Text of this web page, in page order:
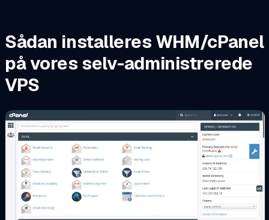
Sådan installeres WHM/cPanel
på vores selv-administrerede
VPS